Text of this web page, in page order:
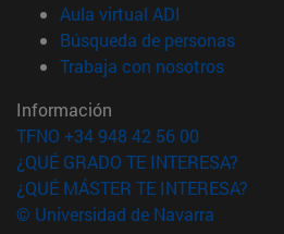
Aula virtual ADI
Búsqueda de personas(abre
Trabaja con nosotros(abre
Información
TFNO +34 948 42 56 00
¿QUÉ GRADO TE INTERESA?
¿QUÉ MÁSTER TE INTERESA?
© Universidad de Navarra